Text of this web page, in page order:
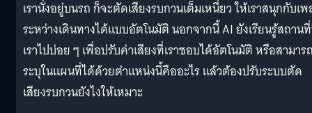
เรานั่งอยู่บนรถ ก็จะตัดเสียงรบกวนเต็มเหนี่ยว ให้เราสนุกกับเ
ระหว่างเดินทางได้แบบอัตโนมัติ นอกจากนี้ AI ยังเรียนรู้สถาน
เราไปบ่อย ๆ เพื่อปรับค่าเสียงที่เราชอบได้อัตโนมัติ หรือสามาร
ระบุในแผนที่ได้ด้วยตำแหน่งนี้คืออะไร แล้วต้องปรับระบบตัด
เสียงรบกวนยังไงให้เหมาะ